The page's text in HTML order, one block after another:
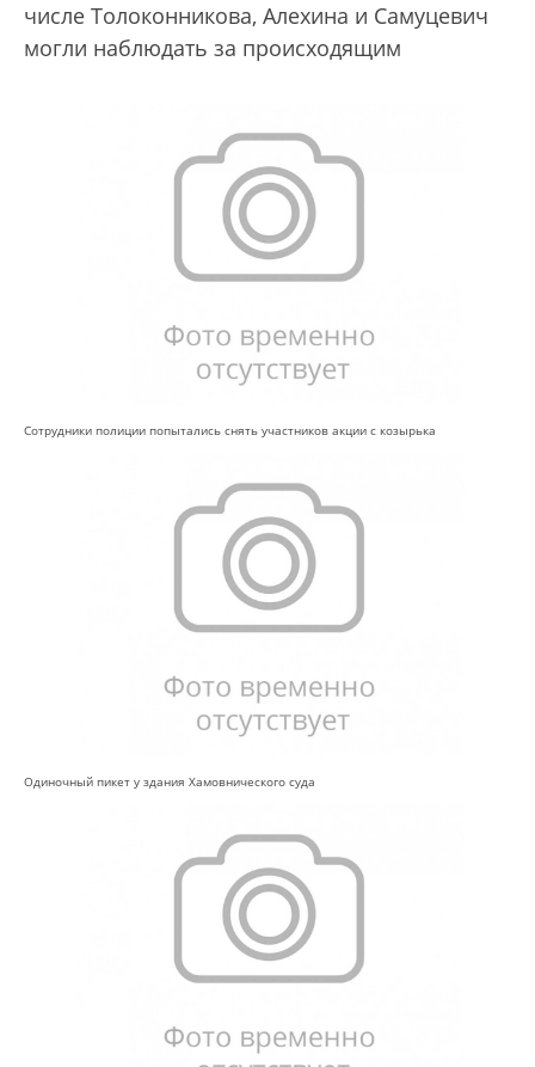
числе Толоконникова, Алехина и Самуцевич
могли наблюдать за происходящим
Сотрудники полиции попытались снять участников акции с козырька
Одиночный пикет у здания Хамовнического суда